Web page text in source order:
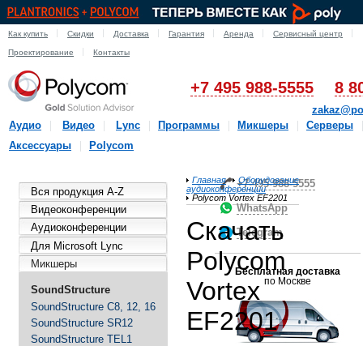
Как купить Скидки Доставка Гарантия Аренда Сервисный центр
Проектирование Контакты
+7 495 988-5555 8
Аудио
Видео Lync Программы Микшеры
Серверы
Аксессуары
Polycom
Вся продукция A-Z
Видеоконференции
Аудиоконференции
Для Microsoft Lync
Микшеры
SoundStructure
SoundStructure C8, 12, 16
SoundStructure SR12
SoundStructure TEL1
+7-495-988-5555
WhatsApp
Telegram
Бесплатная доставка
по Москве
Главная
Оборудование
аудиоконференции
Polycom Vortex EF2201
Скачать
Polycom
Vortex
EF2201